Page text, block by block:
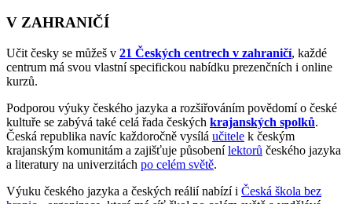
V ZAHRANIČÍ
Učit česky se můžeš v 21 Českých centrech v zahraničí, každé
centrum má svou vlastní specifickou nabídku prezenčních i online
kurzů.
Podporou výuky českého jazyka a rozšiřováním povědomí o české
kultuře se zabývá také celá řada českých krajanských spolků.
Česká republika navíc každoročně vysílá učitele k českým
krajanským komunitám a zajišťuje působenílektorů českého jazyka
a literatury na univerzitách po celém světě.
Výuku českého jazyka a českých reálií nabízí i Česká škola bez